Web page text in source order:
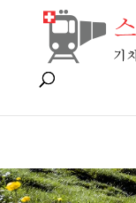
Warning: Attempt to
/home/qmarketi/
content/plugins/